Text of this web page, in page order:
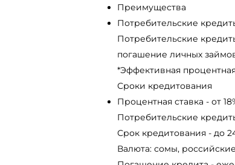
Преимущества
Потребительские
Потребительские
погашение личных
*Эффективная процентная
Сроки кредитования
Процентная ставка - от
Потребительские
Срок кредитования - до
Валюта: сомы,